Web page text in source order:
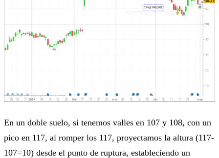
En un doble suelo, si tenemos valles en 107 y 108, con un
pico en 117, al romper los 117, proyectamos la altura (117-
107=10) desde el punto de ruptura, estableciendo un